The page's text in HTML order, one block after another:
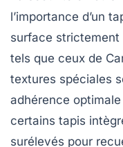
l’importance d’un
surface strictement
tels que ceux de
textures spéciales
adhérence
certains tapis
surélevés pour